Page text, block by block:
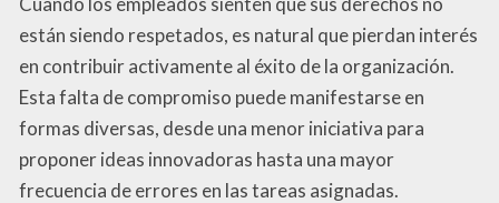
están siendo respetados, es natural que pierdan interés
en contribuir activamente al éxito de la organización.
Esta falta de compromiso puede manifestarse en
formas diversas, desde una menor iniciativa para
proponer ideas innovadoras hasta una mayor
frecuencia de errores en las tareas asignadas.